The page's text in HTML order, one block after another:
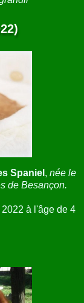
Spaniel , née le
de Besançon.
à l'âge de 4